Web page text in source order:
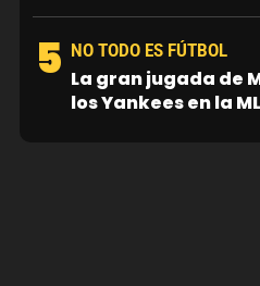
5 NO TODO ES FÚTBOL
La gran jugada de
los Yankees en la